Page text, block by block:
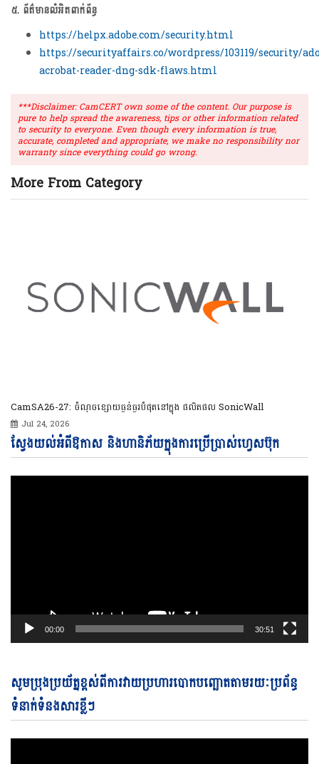
៥. ព័ត៌មានលំអិតពាក់ព័ន្ធ
https://helpx.adobe.com/security.html
https://securityaffairs.co/wordpress/103119/security/
acrobat-reader-dng-sdk-flaws.html
***Disclaimer: CamCERT own some of the content. Our purpose is
pure to help spread the awareness, tips or other information related
to security to everyone. Even though every information is true,
accurate, completed and appropriate, we make no responsibility nor
warranty since everything could go wrong.
More From Category
CamSA26-27: ចំណុចខ្សោយធ្ងន់ធ្ងរបំផុតនៅក្នុង ផលិតផល SonicWall
Jul 24, 2026
ស្វែងយល់អំពីឱកាស និងហានិភ័យក្នុងការប្រើប្រាស់ហ្វេសប៊ុក
00:00 30:51
សូមប្រុងប្រយ័ត្នខ្ពស់ពីការវាយប្រហារបោកបញ្ឆោតតាមរយៈប្រព័ន្ធ
ទំនាក់ទំនងសារខ្លីៗ